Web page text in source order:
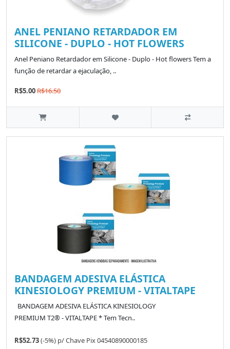
ANEL PENIANO RETARDADOR EM
SILICONE - DUPLO - HOT FLOWERS
Anel Peniano Retardador em Silicone - Duplo - Hot flowers Tem a
função de retardar a ejaculação, ..
R$5.00R$16.50
BANDAGEM ADESIVA ELÁSTICA
KINESIOLOGY PREMIUM - VITALTAPE
BANDAGEM ADESIVA ELÁSTICA KINESIOLOGY
PREMIUM T2® - VITALTAPE * Tem Tecn..
R$52.73(-5%) p/Chave Pix 04540890000185